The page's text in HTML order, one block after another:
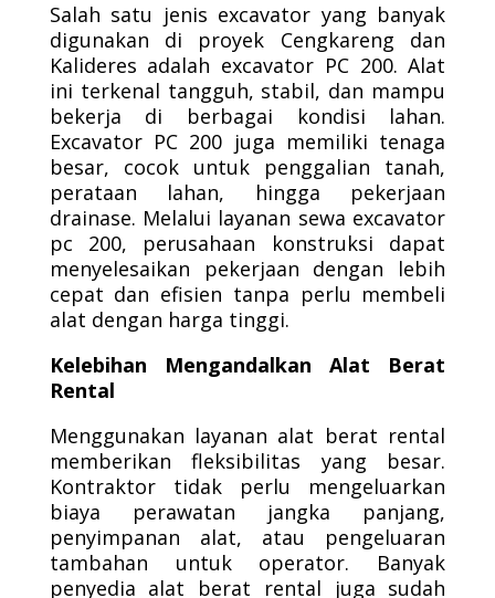
Salah satu jenis excavator yang banyak
digunakan di proyek Cengkareng dan
Kalideres adalah excavator PC 200. Alat
ini terkenal tangguh, stabil, dan mampu
bekerja di berbagai kondisi lahan.
Excavator PC 200 juga memiliki tenaga
besar, cocok untuk penggalian tanah,
perataan lahan, hingga pekerjaan
drainase. Melalui layanan sewa excavator
pc 200, perusahaan konstruksi dapat
menyelesaikan pekerjaan dengan lebih
cepat dan efisien tanpa perlu membeli
alat dengan harga tinggi.
Kelebihan Mengandalkan Alat Berat
Rental
Menggunakan layanan alat berat rental
memberikan fleksibilitas yang besar.
Kontraktor tidak perlu mengeluarkan
biaya perawatan jangka panjang,
penyimpanan alat, atau pengeluaran
tambahan untuk operator. Banyak
penyedia alat berat rental juga sudah